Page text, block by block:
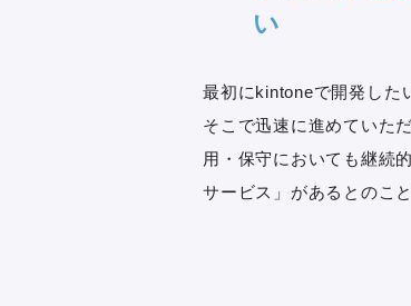
い
最初にkintoneで開発した
そこで迅速に進めていた
用・保守においても継続
サービス」があるとのこ